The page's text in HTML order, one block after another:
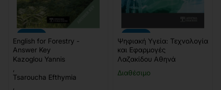
English for Forestry -
Answer Key
Kazoglou Yannis
Tsaroucha Efthymia
Διαθέσιμο
Ψηφιακή Υγεία: Τεχνολογία
και Εφαρμογές
Λαζακίδου Αθηνά